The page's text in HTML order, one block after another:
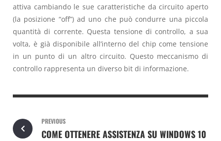
attiva cambiando le sue caratteristiche da circuito aperto
(la posizione “off”) ad uno che può condurre una piccola
quantità di corrente. Questa tensione di controllo, a sua
volta, è già disponibile all’interno del chip come tensione
in un punto di un altro circuito. Questo meccanismo di
controllo rappresenta un diverso bit di informazione.
PREVIOUS
COME OTTENERE ASSISTENZA SU WINDOWS 10